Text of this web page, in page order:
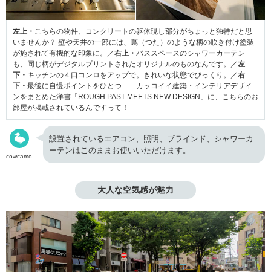
左上・ こちらの物件、コンクリートの躯体現し部分がちょっと独特だと思
いませんか？ 壁や天井の一部には、蔦（つた）のような柄の吹き付け塗装
が施されて有機的な印象に。／右上・ バススペースのシャワーカーテン
も、同じ柄がデジタルプリントされたオリジナルのものなんです。／左
下・ キッチンの４口コンロをアップで。きれいな状態でびっくり。／右
下・ 最後に自慢ポイントをひとつ……カッコイイ建築・インテリアデザイ
ンをまとめた洋書「ROUGH PAST MEETS NEW DESIGN」に、こちらのお
部屋が掲載されているんですって！
cowcamo
設置されているエアコン、照明、ブラインド、シャワーカ
ーテンはこのままお使いいただけます。
大人な空気感が魅力